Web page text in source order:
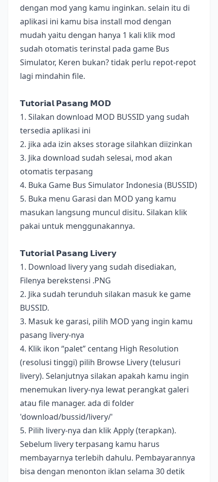
dengan mod yang kamu inginkan. selain itu di
aplikasi ini kamu bisa install mod dengan
mudah yaitu dengan hanya 1 kali klik mod
sudah otomatis terinstal pada game Bus
Simulator, Keren bukan? tidak perlu repot-repot
lagi mindahin file.
𝗧𝘂𝘁𝗼𝗿𝗶𝗮𝗹 𝗣𝗮𝘀𝗮𝗻𝗴 𝗠𝗢𝗗
1. Silakan download MOD BUSSID yang sudah
tersedia aplikasi ini
2. jika ada izin akses storage silahkan diizinkan
3. Jika download sudah selesai, mod akan
otomatis terpasang
4. Buka Game Bus Simulator Indonesia (BUSSID)
5. Buka menu Garasi dan MOD yang kamu
masukan langsung muncul disitu. Silakan klik
pakai untuk menggunakannya.
𝗧𝘂𝘁𝗼𝗿𝗶𝗮𝗹 𝗣𝗮𝘀𝗮𝗻𝗴 𝗟𝗶𝘃𝗲𝗿𝘆
1. Download livery yang sudah disediakan,
Filenya berekstensi .PNG
2. Jika sudah terunduh silakan masuk ke game
BUSSID.
3. Masuk ke garasi, pilih MOD yang ingin kamu
pasang livery-nya
4. Klik ikon “palet” centang High Resolution
(resolusi tinggi) pilih Browse Livery (telusuri
livery). Selanjutnya silakan apakah kamu ingin
menemukan livery-nya lewat perangkat galeri
atau file manager. ada di folder
'download/bussid/livery/'
5. Pilih livery-nya dan klik Apply (terapkan).
Sebelum livery terpasang kamu harus
membayarnya terlebih dahulu. Pembayarannya
bisa dengan menonton iklan selama 30 detik